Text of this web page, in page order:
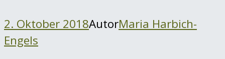
2. Oktober 2018AutorMaria Harbich-
Engels